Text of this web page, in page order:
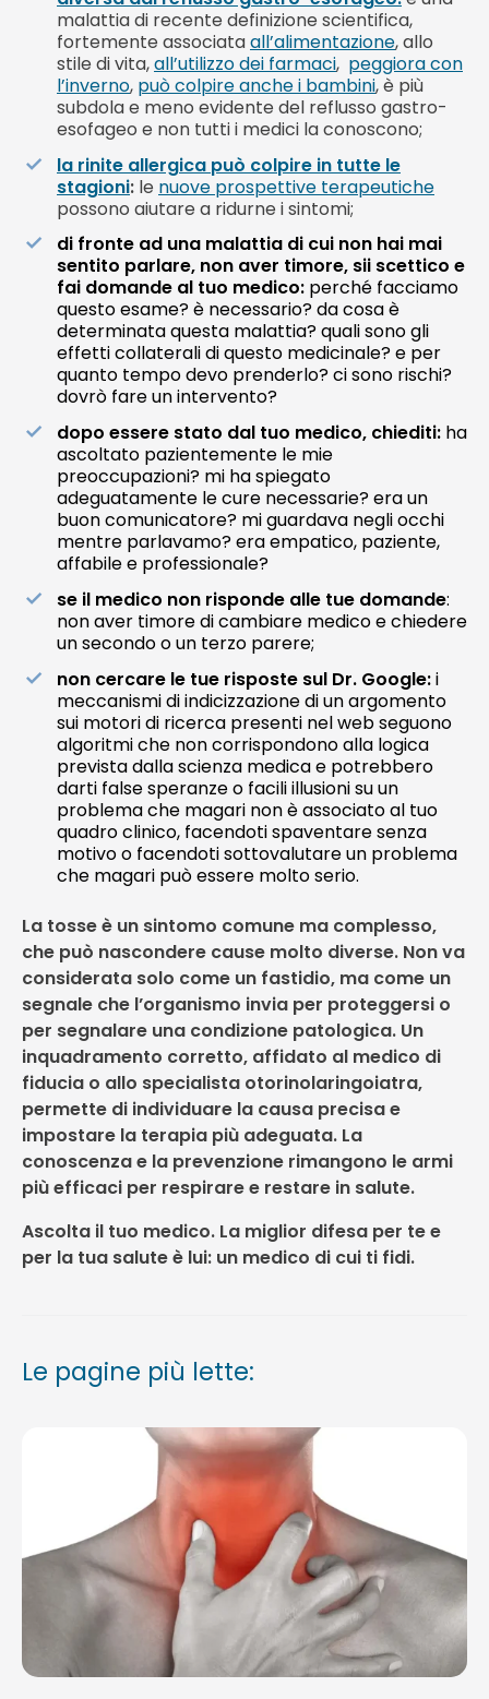
malattia di recente definizione scientifica,
fortemente associataall’alimentazione, allo
stile di vita,all’utilizzo dei farmaci, peggiora con
l’inverno, può colpire anche i bambini, è più
subdola e meno evidente del reflusso gastro-
esofageo e non tutti i medici la conoscono;
la rinite allergica può colpire in tutte le
stagioni: le nuove prospettive terapeutiche
possono aiutare a ridurne i sintomi;
di fronte ad una malattia di cui non hai mai
sentito parlare, non aver timore, sii scettico e
fai domande al tuo medico: perché facciamo
questo esame?è necessario? da cosa è
determinata questa malattia? quali sono gli
effetti collaterali di questo medicinale? e per
quanto tempo devo prenderlo? ci sono rischi?
dovrò fare un intervento?
dopo essere stato dal tuo medico, chiediti: ha
ascoltato pazientemente le mie
preoccupazioni? mi ha spiegato
adeguatamente le cure necessarie? era un
buon comunicatore? mi guardava negli occhi
mentre parlavamo? era empatico, paziente,
affabile e professionale?
se il medico non risponde alle tue domande:
non aver timore di cambiare medico e chiedere
un secondo o un terzo parere;
non cercare le tue risposte sul Dr. Google:i
meccanismi di indicizzazione di un argomento
sui motori di ricerca presenti nel web seguono
algoritmi che non corrispondono alla logica
prevista dalla scienza medica e potrebbero
darti false speranze o facili illusioni su un
problema che magari non è associato al tuo
quadro clinico, facendoti spaventare senza
motivo o facendoti sottovalutare un problema
che magari può essere molto serio.
La tosse è un sintomo comune ma complesso,
che può nascondere cause molto diverse. Non va
considerata solo come un fastidio, ma come un
segnale che l’organismo invia per proteggersi o
per segnalare una condizione patologica. Un
inquadramento corretto, affidato al medico di
fiducia o allo specialista otorinolaringoiatra,
permette di individuare la causa precisa e
impostare la terapia più adeguata. La
conoscenza e la prevenzione rimangono le armi
più efficaci per respirare e restare in salute.
Ascolta il tuo medico. La miglior difesa per te e
per la tua salute è lui: un medico di cui ti fidi.
Le pagine più lette: